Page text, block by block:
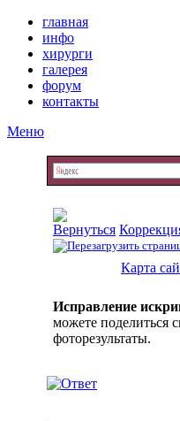
главная
инфо
хирурги
галерея
форум
контакты
Меню
Карта
Исправление
можете поделиться
фоторезультаты.